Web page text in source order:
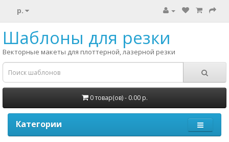
р.
Шаблоны для резки
Векторные макеты для плоттерной, лазерной резки
0 товар(ов) - 0.00 р.
Категории